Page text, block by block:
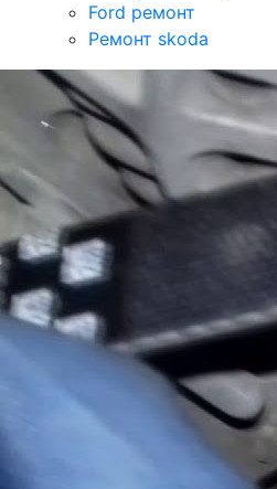
Ford ремонт
Ремонт skoda